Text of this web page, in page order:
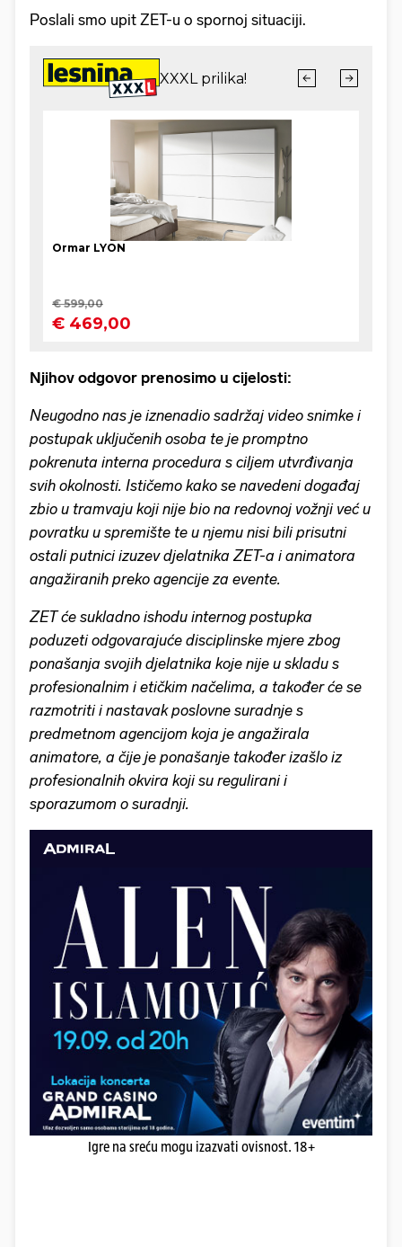
Poslali smo upit ZET-u o spornoj situaciji.
Njihov odgovor prenosimo u cijelosti:
Neugodno nas je iznenadio sadržaj video snimke i
postupak uključenih osoba te je promptno
pokrenuta interna procedura s ciljem utvrđivanja
svih okolnosti. Ističemo kako se navedeni događaj
zbio u tramvaju koji nije bio na redovnoj vožnji već u
povratku u spremište te u njemu nisi bili prisutni
ostali putnici izuzev djelatnika ZET-a i animatora
angažiranih preko agencije za evente.
ZET će sukladno ishodu internog postupka
poduzeti odgovarajuće disciplinske mjere zbog
ponašanja svojih djelatnika koje nije u skladu s
profesionalnim i etičkim načelima, a također će se
razmotriti i nastavak poslovne suradnje s
predmetnom agencijom koja je angažirala
animatore, a čije je ponašanje također izašlo iz
profesionalnih okvira koji su regulirani i
sporazumom o suradnji.
Igre na sreću mogu izazvati ovisnost. 18+